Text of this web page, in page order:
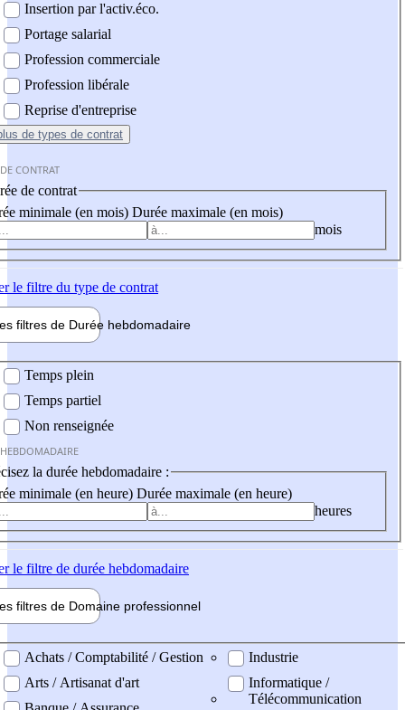
Insertion par l'activ.éco.
Portage salarial
Profession commerciale
Profession libérale
Reprise d'entreprise
de types de contrat
CONTRAT
de contrat
minimale (en mois) Durée maximale (en mois)
mois
le filtre du type de contrat
filtres de Durée hebdomadaire
Temps plein
Temps partiel
Non renseignée
la durée hebdomadaire :
minimale (en heure) Durée maximale (en heure)
heures
le filtre de durée hebdomadaire
filtres de Domaine professionnel
professionel
Achats / Comptabilité / Gestion
Arts / Artisanat d'art
Industrie
Informatique /
Télécommunication